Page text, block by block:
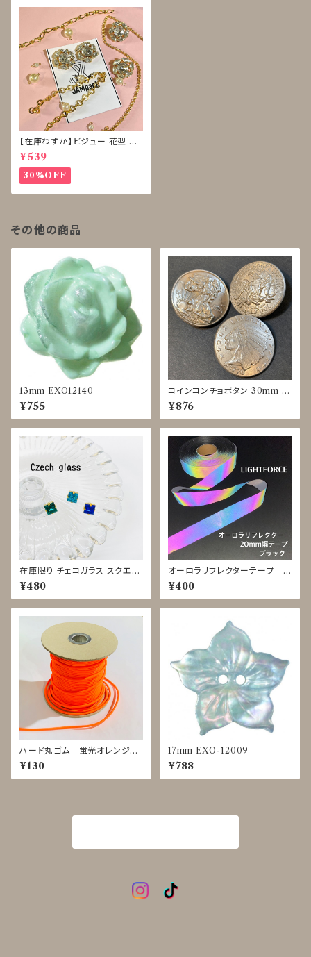
【在庫わずか】ビジュー 花型 ボ
タン 再販なし
¥539
30%OFF
その他の商品
13mm EXO12140
¥755
コインコンチョボタン 30mm J
DP-0017
¥876
在庫限り チェコガラス スクエア
ボタン◇11mm
¥480
オーロラリフレクターテープ L
IGHTFORCE 黒 20mm◇1
m単位で切り売り
¥400
ハード丸ゴム 蛍光オレンジ
ｍ単位で切り売り
¥130
17mm EXO-12009
¥788